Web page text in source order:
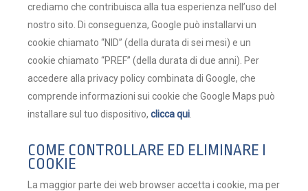
crediamo che contribuisca alla tua esperienza nell’uso del
nostro sito. Di conseguenza, Google può installarvi un
cookie chiamato “NID” (della durata di sei mesi) e un
cookie chiamato “PREF” (della durata di due anni). Per
accedere alla privacy policy combinata di Google, che
comprende informazioni sui cookie che Google Maps può
installare sul tuo dispositivo, clicca qui
COME CONTROLLARE ED ELIMINARE I
COOKIE
La maggior parte dei web browser accetta i cookie, ma per